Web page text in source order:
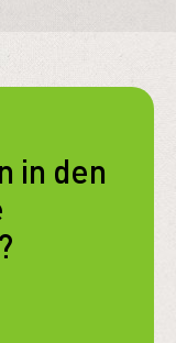
in den